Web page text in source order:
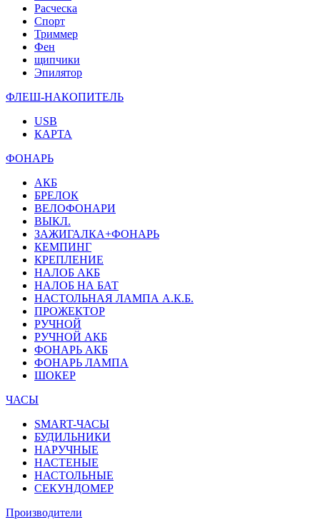
Расческа
Спорт
Триммер
Фен
щипчики
Эпилятор
ФЛЕШ-НАКОПИТЕЛЬ
USB
КАРТА
ФОНАРЬ
АКБ
БРЕЛОК
ВЕЛОФОНАРИ
ВЫКЛ.
ЗАЖИГАЛКА+ФОНАРЬ
КЕМПИНГ
КРЕПЛЕНИЕ
НАЛОБ АКБ
НАЛОБ НА БАТ
НАСТОЛЬНАЯ ЛАМПА А.К.Б.
ПРОЖЕКТОР
РУЧНОЙ
РУЧНОЙ АКБ
ФОНАРЬ АКБ
ФОНАРЬ ЛАМПА
ШОКЕР
ЧАСЫ
SMART-ЧАСЫ
БУДИЛЬНИКИ
НАРУЧНЫЕ
НАСТЕНЫЕ
НАСТОЛЬНЫЕ
СЕКУНДОМЕР
Производители